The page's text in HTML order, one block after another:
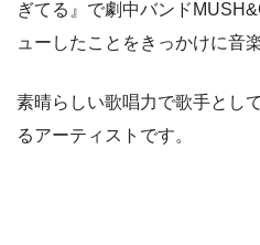
ぎてる』で劇中バンド
ューしたことをきっかけに音
素晴らしい歌唱力で歌手とし
るアーティストです。